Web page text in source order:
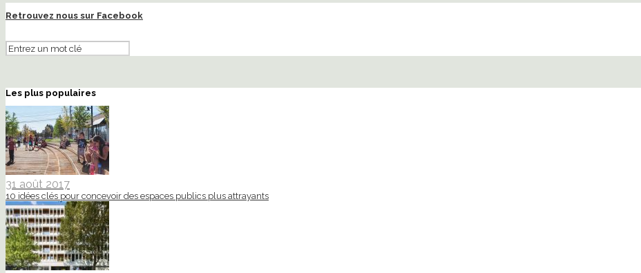
Retrouvez nous sur Facebook
Les plus populaires
31 août 2017
10 idées clés pour concevoir des espaces publics plus attrayants